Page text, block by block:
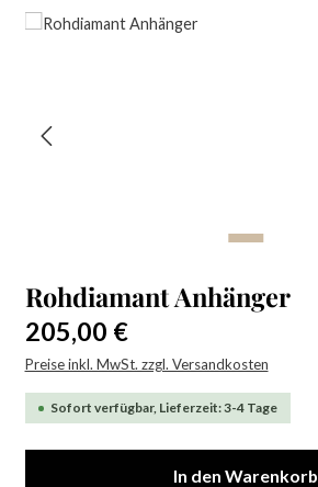
Bildergalerie überspringen
Rohdiamant Anhänger
Regulärer Preis:
205,00 €
Preise inkl. MwSt. zzgl. Versandkosten
Sofort verfügbar, Lieferzeit: 3-4 Tage
In den Warenkorb